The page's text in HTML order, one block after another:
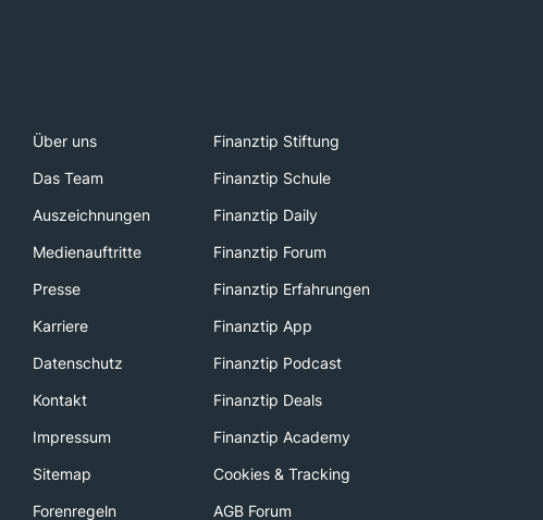
Über uns
Finanztip Stiftung
Das Team
Finanztip Schule
Auszeichnungen
Finanztip Daily
Medienauftritte
Finanztip Forum
Presse
Finanztip Erfahrungen
Karriere
Finanztip App
Datenschutz
Finanztip Podcast
Kontakt
Finanztip Deals
Impressum
Finanztip Academy
Sitemap
Cookies & Tracking
Forenregeln
AGB Forum